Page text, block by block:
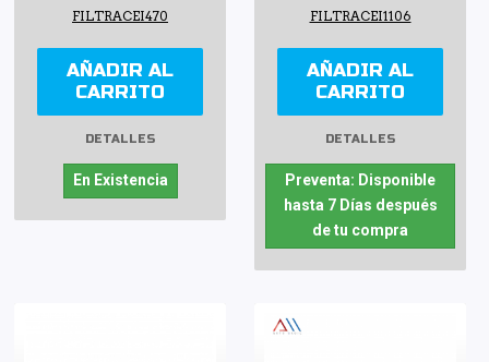
FILTRACEI470
AÑADIR AL
CARRITO
DETALLES
En Existencia
FILTRACEI1106
AÑADIR AL
CARRITO
DETALLES
Preventa: Disponible
hasta 7 Días después
de tu compra